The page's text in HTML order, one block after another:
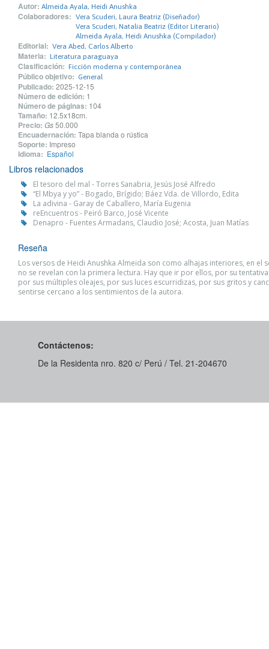
Autor: Almeida Ayala, Heidi Anushka
Colaboradores: Vera Scuderi, Laura Beatriz (Diseñador)
Vera Scuderi, Natalia Beatriz (Editor Literario)
Almeida Ayala, Heidi Anushka (Compilador)
Editorial: Vera Abed, Carlos Alberto
Materia: Literatura paraguaya
Clasificación: Ficción moderna y contemporánea
Público objetivo: General
Publicado: 2025-12-15
Número de edición: 1
Número de páginas: 104
Tamaño: 12.5x18cm.
Precio: Gs50.000
Encuadernación: Tapa blanda o rústica
Soporte: Impreso
Idioma: Español
Libros relacionados
El tesoro del mal - Torres Sanabria, Jesús José Alfredo
“El Mbya y yo” - Bogado, Brígido; Báez Vda. de Villordo, Edita
La adivina - Garay de Caballero, María Eugenia
reEncuentros - Peiró Barco, José Vicente
Denapro - Fuentes Armadans, Claudio José; Acosta, Juan Matías
Reseña
Los versos de Heidi Anushka Almeida son como alhajas interiores, en el
no se revelan con la primera lectura. Hay que ir por ellos, por su
por sus múltiples oleajes, por sus luces escurridizas, por sus gritos y
sentirse cercano a los sentimientos de la autora.
Contáctenos:
De la Residenta nro. 820 c/ Perú / Tel. 21-204670